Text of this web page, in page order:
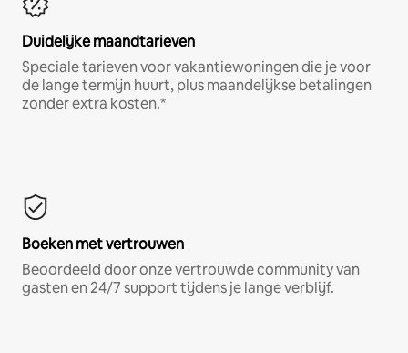
Duidelijke maandtarieven
Speciale tarieven voor vakantiewoningen die je voor
de lange termijn huurt, plus maandelijkse betalingen
zonder extra kosten.*
Boeken met vertrouwen
Beoordeeld door onze vertrouwde community van
gasten en 24/7 support tijdens je lange verblijf.